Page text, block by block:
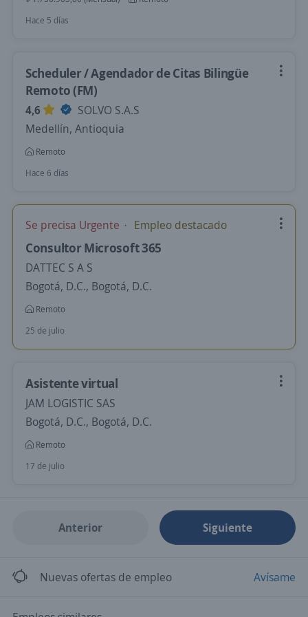
Hace 5 días
Scheduler / Agendador de Citas Bilingüe
Remoto (FM)
4,6
SOLVO S.A.S
Medellín, Antioquia
Remoto
Hace 6 días
Se precisa Urgente Empleo destacado
Consultor Microsoft 365
DATTEC S A S
Bogotá, D.C., Bogotá, D.C.
Remoto
25 de julio
Asistente virtual
JAM LOGISTIC SAS
Bogotá, D.C., Bogotá, D.C.
Remoto
17 de julio
Anterior Siguiente
Nuevas ofertas de empleo Avísame